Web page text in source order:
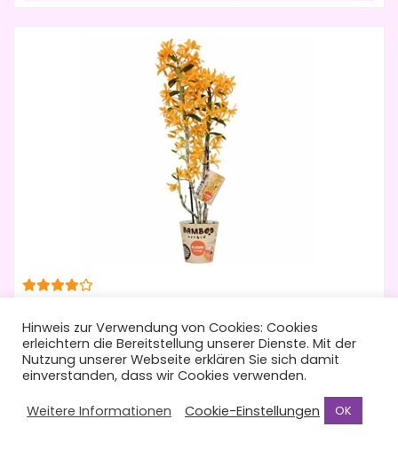
Triebe
41,95 €
Details
Hinweis zur Verwendung von Cookies: Cookies
erleichtern die Bereitstellung unserer Dienste. Mit der
Nutzung unserer Webseite erklären Sie sich damit
einverstanden, dass wir Cookies verwenden.
Weitere Informationen
Cookie-Einstellungen OK